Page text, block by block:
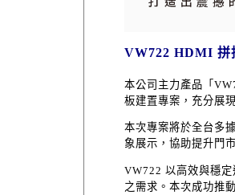
VW722 HDMI 拼
本公司主力產品「
板建置專案，充分展
本次專案將於全台多
象展示，協助提升門
VW722 以高效與穩
之需求。本次成功推